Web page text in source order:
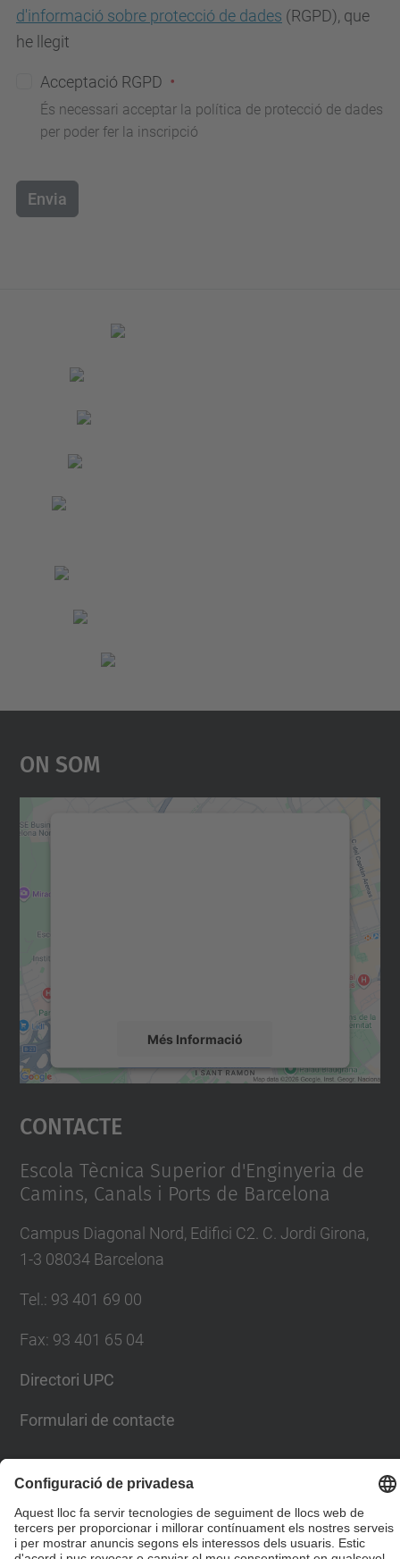
d'informació sobre protecció de dades (RGPD), que
he llegit
Acceptació RGPD
És necessari acceptar la política de protecció de dades
per poder fer la inscripció
Envia
On Som
Més Informació
Accepta
powered by
Contacte
Escola Tècnica Superior d'Enginyeria de
Camins, Canals i Ports de Barcelona
Campus Diagonal Nord, Edifici C2. C. Jordi Girona,
1-3 08034 Barcelona
Tel.: 93 401 69 00
Fax: 93 401 65 04
Directori UPC
Formulari de contacte
© UPC Escola Tècnica Superior d'Enginyers de Camins,
Canals i Ports de Barcelona